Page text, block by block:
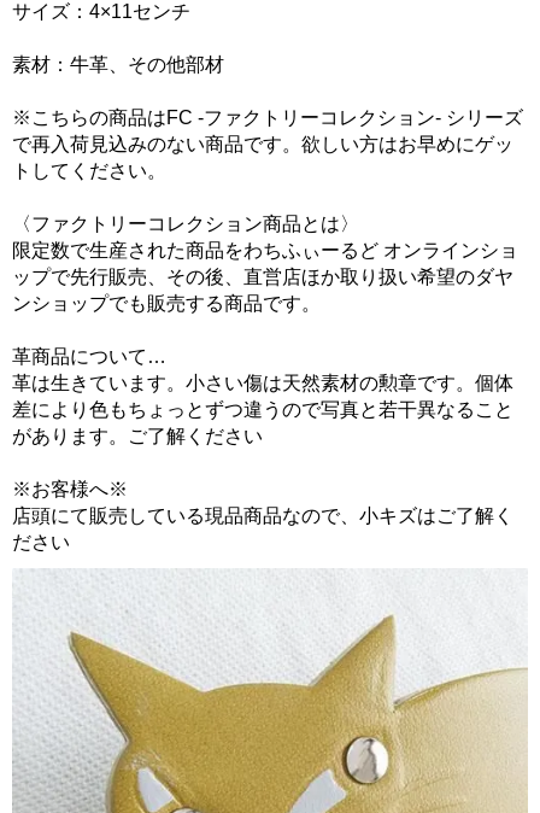
サイズ：4×11センチ
素材：牛革、その他部材
※こちらの商品はFC -ファクトリーコレクション- シリーズ
で再入荷見込みのない商品です。欲しい方はお早めにゲッ
トしてください。
〈ファクトリーコレクション商品とは〉
限定数で生産された商品をわちふぃーるど オンラインショ
ップで先行販売、その後、直営店ほか取り扱い希望のダヤ
ンショップでも販売する商品です。
革商品について…
革は生きています。小さい傷は天然素材の勲章です。個体
差により色もちょっとずつ違うので写真と若干異なること
があります。ご了解ください
※お客様へ※
店頭にて販売している現品商品なので、小キズはご了解く
ださい